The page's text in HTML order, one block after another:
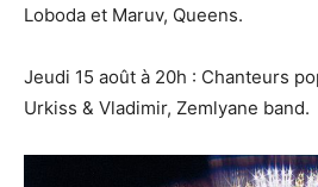
Loboda et Maruv, Queens.
Jeudi 15 août à 20h : Chanteurs
Urkiss & Vladimir, Zemlyane band.